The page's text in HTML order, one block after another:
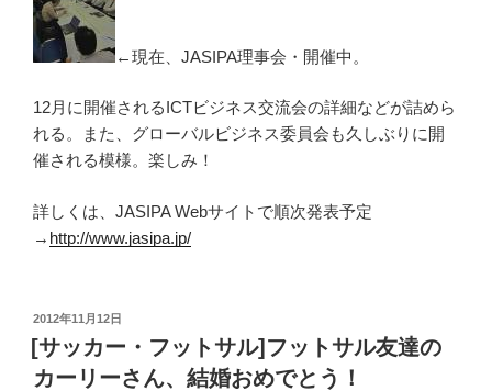
←現在、JASIPA理事会・開催中。
12月に開催されるICTビジネス交流会の詳細などが詰めら
れる。また、グローバルビジネス委員会も久しぶりに開
催される模様。楽しみ！
詳しくは、JASIPA Webサイトで順次発表予定
→ http://www.jasipa.jp/
投
稿
日:
2012年11月12日
[サッカー・フットサル]フットサル友達の
カーリーさん、結婚おめでとう！